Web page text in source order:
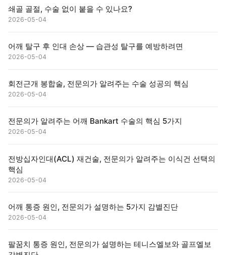
쇄골 골절, 수술 없이 붙을 수 있나요?
2026-05-04
어깨 탈구 후 인대 손상 — 습관성 탈구를 예방하려면
2026-05-04
회전근개 봉합술, 전문의가 알려주는 수술 성공의 핵심
2026-05-04
전문의가 알려주는 어깨 Bankart 수술의 핵심 5가지
2026-05-04
전방십자인대(ACL) 재건술, 전문의가 알려주는 이식건 선택의
핵심
2026-05-04
어깨 통증 원인, 전문의가 설명하는 5가지 감별진단
2026-05-04
팔꿈치 통증 원인, 전문의가 설명하는 테니스엘보와 골프엘보